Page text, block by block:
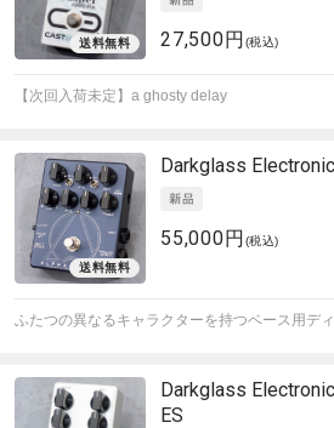
27,500円 (税込)
【次回入荷未定】a ghosty delay
Darkglass
55,000円 (税込)
ふたつの異なるキャラクターを持つベース用デ
Darkglass
ES